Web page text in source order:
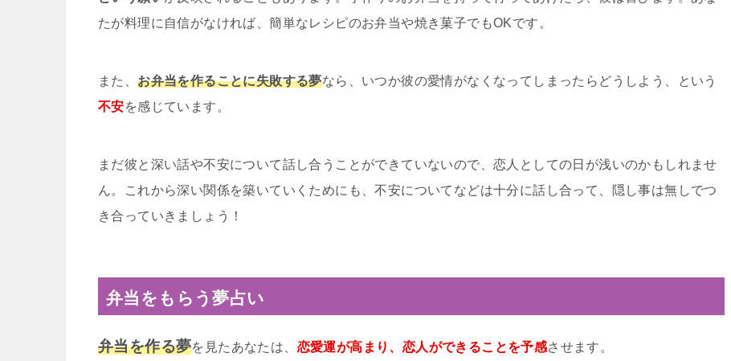
たが料理に自信がなければ、簡単なレシピのお弁当や焼き菓子でもOKです。
また、お弁当を作ることに失敗する夢なら、いつか彼の愛情がなくなってしまったらどうしよう、という
不安を感じています。
まだ彼と深い話や不安について話し合うことができていないので、恋人としての日が浅いのかもしれませ
ん。これから深い関係を築いていくためにも、不安についてなどは十分に話し合って、隠し事は無しでつ
き合っていきましょう！
弁当をもらう夢占い
弁当を作る夢を見たあなたは、 恋愛運が高まり、恋人ができることを予感させます。